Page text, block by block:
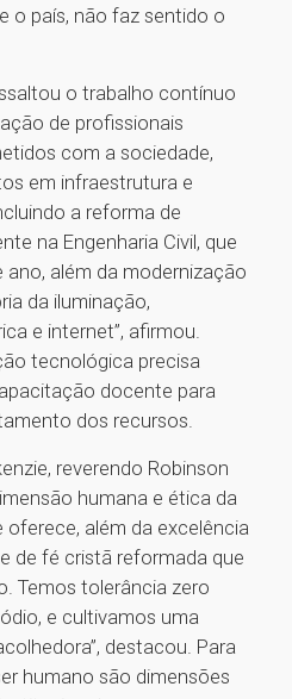
o país, não faz sentido o
o trabalho contínuo
de profissionais
com a sociedade,
em infraestrutura e
a reforma de
na Engenharia Civil, que
além da modernização
da iluminação,
e internet”, afirmou.
tecnológica precisa
docente para
dos recursos.
reverendo Robinson
humana e ética da
oferece, além da excelência
de fé cristã reformada que
Temos tolerância zero
e cultivamos uma
destacou. Para
humano são dimensões